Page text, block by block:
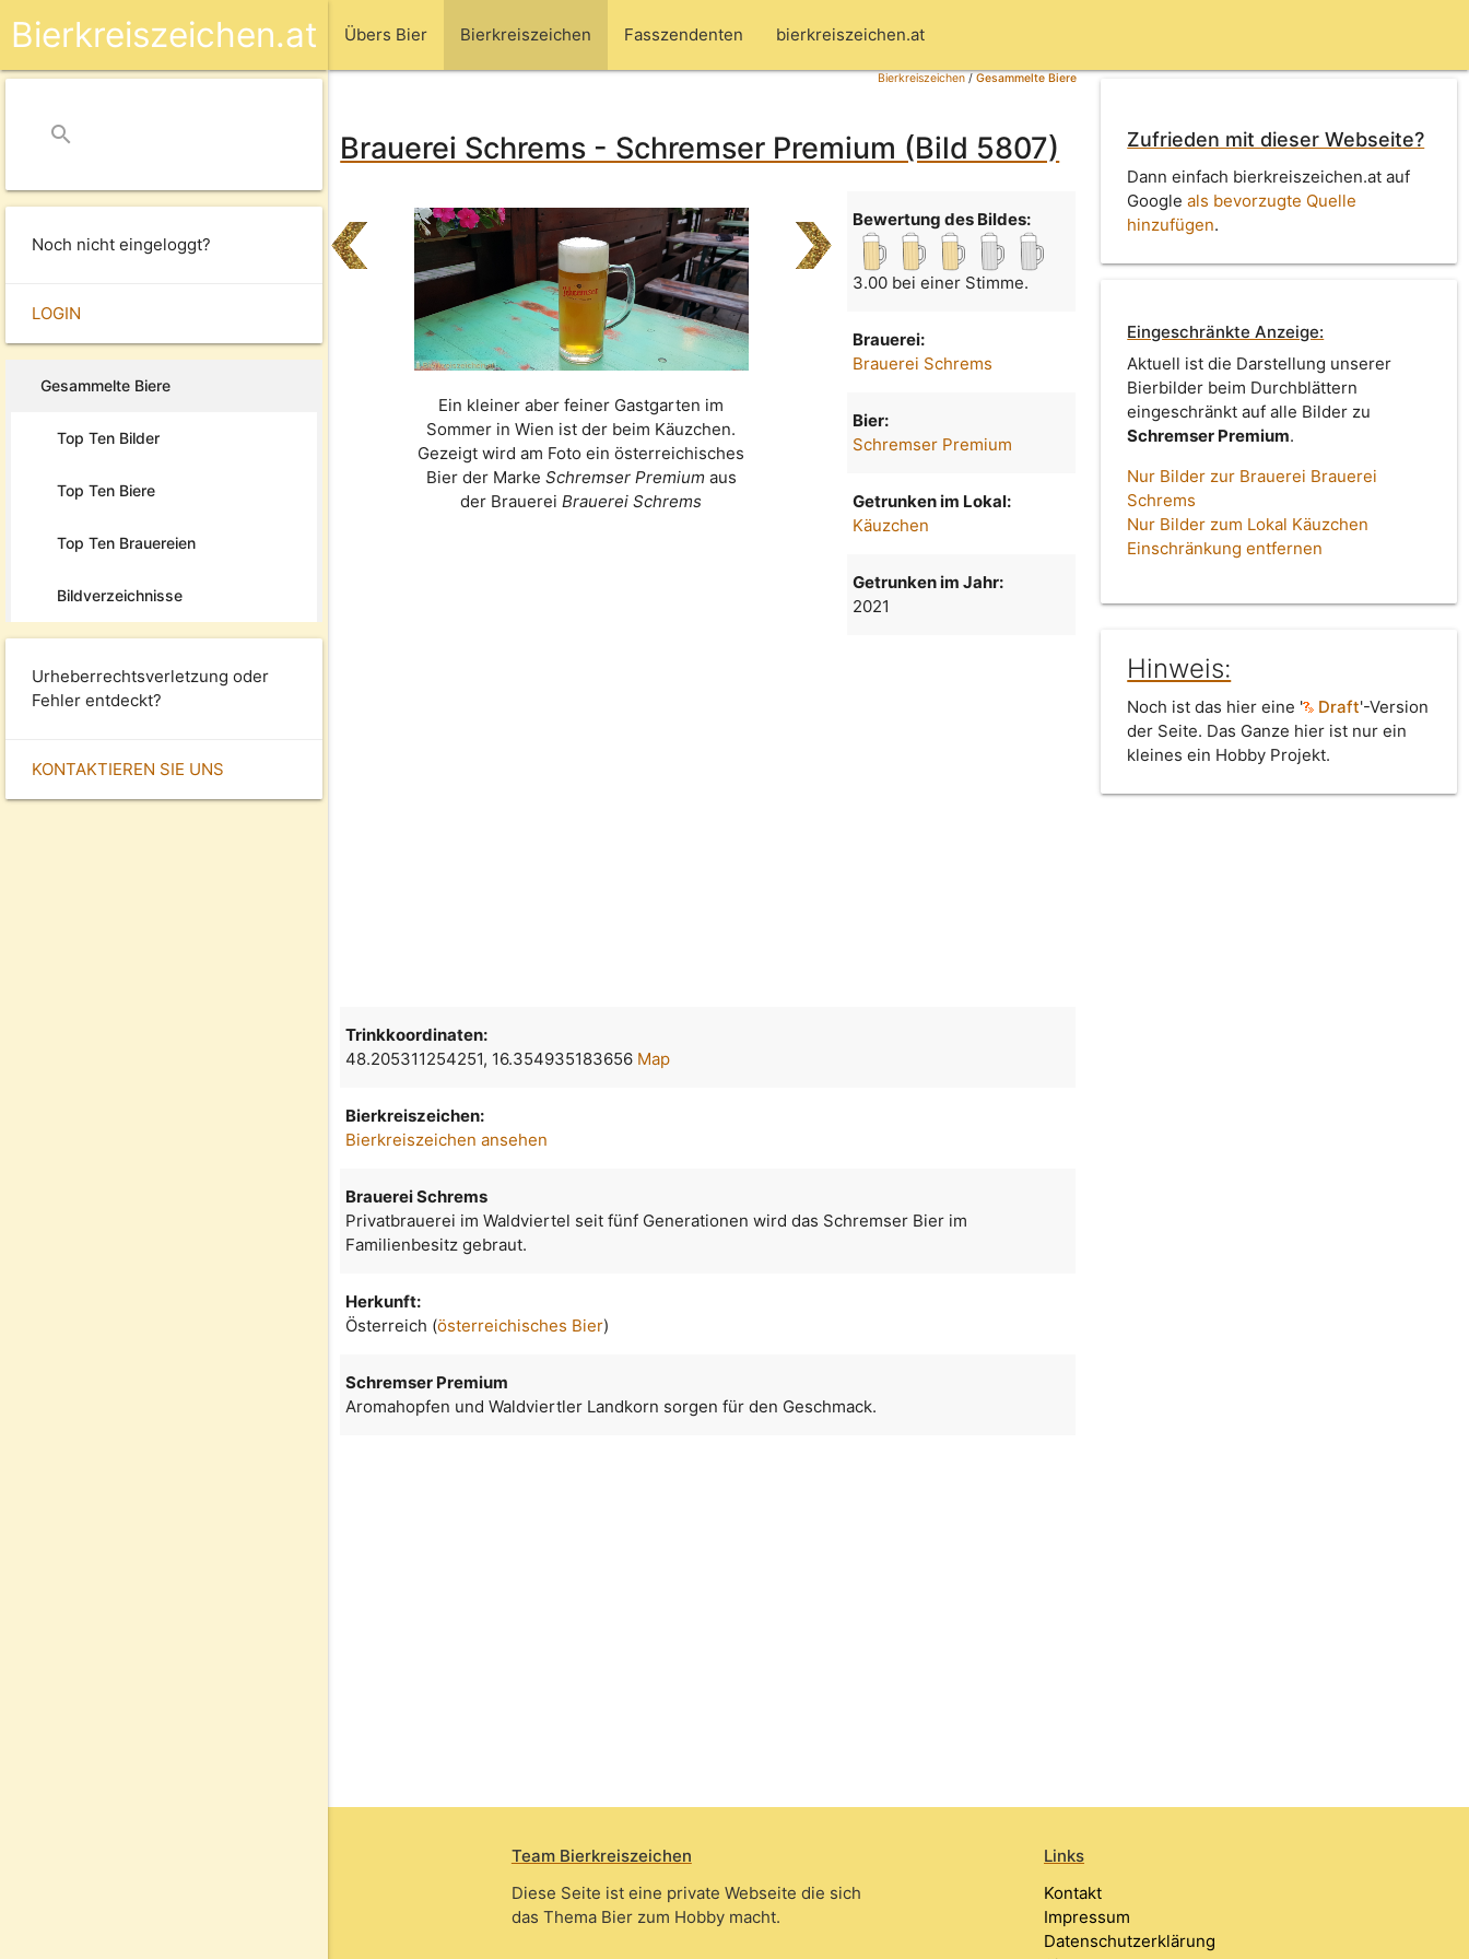
Übers Bier Bierkreiszeichen Fasszendenten bierkreiszeichen.at
Bierkreiszeichen.at
search
Noch nicht eingeloggt?
LOGIN
Gesammelte Biere
Top Ten Bilder
Top Ten Biere
Top Ten Brauereien
Bildverzeichnisse
Urheberrechtsverletzung oder
Fehler entdeckt?
KONTAKTIEREN SIE UNS
Bierkreiszeichen/Gesammelte Biere
Brauerei Schrems - Schremser Premium (Bild 5807)
Ein kleiner aber feiner Gastgarten im
Sommer in Wien ist der beim Käuzchen.
Gezeigt wird am Foto ein österreichisches
Bier der Marke Schremser Premiumaus
der BrauereiBrauerei Schrems
Bewertung des Bildes:
3.00 bei einer Stimme.
Brauerei:
Brauerei Schrems
Bier:
Schremser Premium
Getrunken im Lokal:
Käuzchen
Getrunken im Jahr:
2021
Zufrieden mit dieser Webseite?
Dann einfach bierkreiszeichen.at auf
Googleals bevorzugte Quelle
hinzufügen.
Eingeschränkte Anzeige:
Aktuell ist die Darstellung unserer
Bierbilder beim Durchblättern
eingeschränkt auf alle Bilder zu
Schremser Premium.
Nur Bilder zur Brauerei Brauerei
Schrems
Nur Bilder zum Lokal Käuzchen
Einschränkung entfernen
Hinweis:
Noch ist das hier eine ' Draft'-Version
der Seite. Das Ganze hier ist nur ein
kleines ein Hobby Projekt.
Trinkkoordinaten:
48.205311254251, 16.354935183656 Map
Bierkreiszeichen:
Bierkreiszeichen ansehen
Brauerei Schrems
Privatbrauerei im Waldviertel seit fünf Generationen wird das Schremser Bier im
Familienbesitz gebraut.
Herkunft:
Österreich (österreichisches Bier)
Schremser Premium
Aromahopfen und Waldviertler Landkorn sorgen für den Geschmack.
Team Bierkreiszeichen
Diese Seite ist eine private Webseite die sich
das Thema Bier zum Hobby macht.
Links
Kontakt
Impressum
Datenschutzerklärung